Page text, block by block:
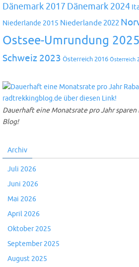
Dänemark 2017 Dänemark 2024
Niederlande 2015 Niederlande 2022
Ostsee-Umrundung 2025
Schweiz 2023 Österreich 2016 Österreich
Dauerhaft eine Monatsrate pro Jahr sparen
Blog!
Archiv
Juli 2026
Juni 2026
Mai 2026
April 2026
Oktober 2025
September 2025
August 2025